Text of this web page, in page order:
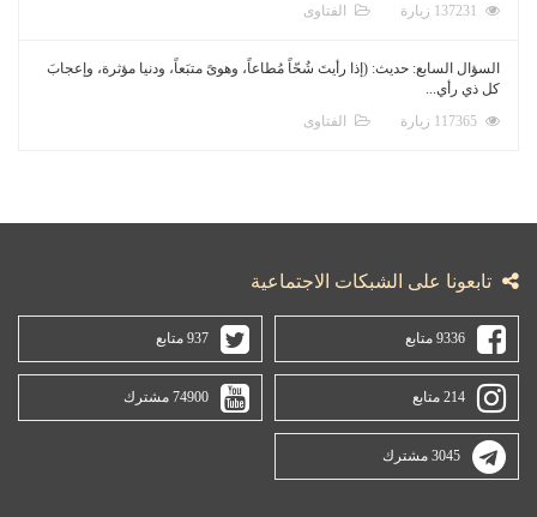
الفتاوى
السؤال السابع: حديث: (إذا رأيتَ شُحّاً مُطاعاً، وهوىً متبَعاً، ودنيا مؤثرة، وإعجابَ
كل ذي رأي...
الفتاوى
تابعونا على الشبكات الاجتماعية
9336 متابع 937 متابع
214 متابع 74900 مشترك
3045 مشترك